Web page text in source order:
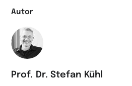
Autor
Prof. Dr. Stefan Kühl